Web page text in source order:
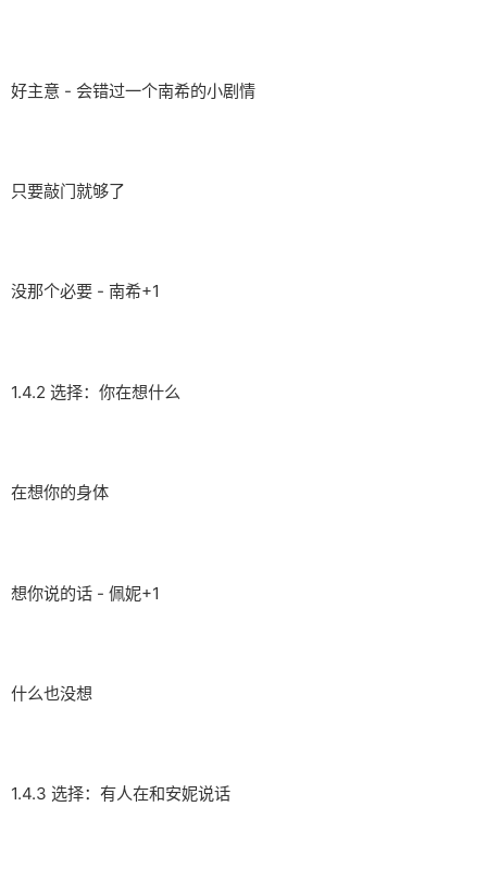
好主意 - 会错过一个南希的小剧情
只要敲门就够了
没那个必要 - 南希+1
1.4.2 选择：你在想什么
在想你的身体
想你说的话 - 佩妮+1
什么也没想
1.4.3 选择：有人在和安妮说话